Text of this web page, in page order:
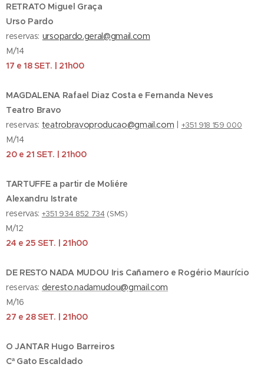
RETRATO Miguel Graça
Urso Pardo
reservas: ursopardo.geral@gmail.com
M/14
17 e 18 SET. | 21h00
MAGDALENA Rafael Diaz Costa e Fernanda Neves
Teatro Bravo
reservas: teatrobravoproducao@gmail.com | +351 918 159 000
M/14
20 e 21 SET. | 21h00
TARTUFFE a partir de Moliére
Alexandru Istrate
reservas: +351 934 852 734(SMS)
M/12
24 e 25 SET. | 21h00
DE RESTO NADA MUDOU Iris Cañamero e Rogério Maurício
reservas: deresto.nadamudou@gmail.com
M/16
27 e 28 SET. | 21h00
O JANTAR Hugo Barreiros
Cª Gato Escaldado